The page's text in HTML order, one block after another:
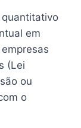
em
(Lei
ou
o